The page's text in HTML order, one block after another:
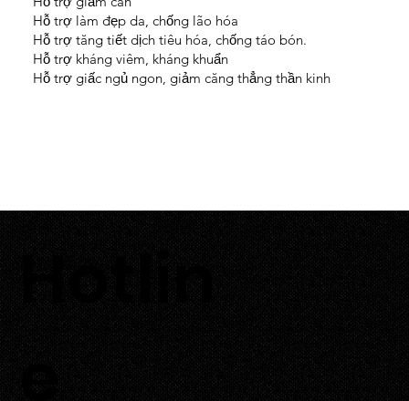
Hỗ trợ làm đẹp da, chống lão hóa
Hỗ trợ tăng tiết dịch tiêu hóa, chống táo bón.
Hỗ trợ kháng viêm, kháng khuẩn
Hỗ trợ giấc ngủ ngon, giảm căng thẳng thần kinh
Hotlin
e
0933 700 226